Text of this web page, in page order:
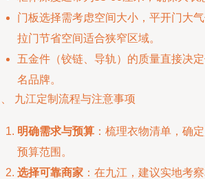
门板选择需考虑空间大小，平开门大
拉门节省空间适合狭窄区域。
五金件（铰链、导轨）的质量直接决
名品牌。
九江定制流程与注意事项
明确需求与预算 ：梳理衣物清单，确
预算范围。
选择可靠商家 ：在九江，建议实地考